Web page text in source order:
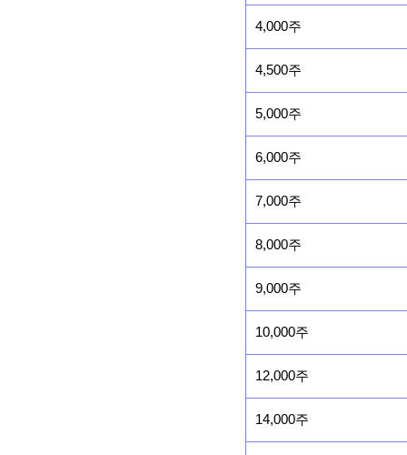
4,000주
4,500주
5,000주
6,000주
7,000주
8,000주
9,000주
10,000주
12,000주
14,000주